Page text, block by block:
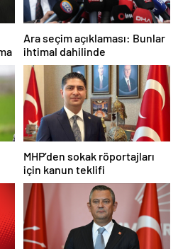
Ara seçim açıklaması: Bunlar
ihtimal dahilinde
MHP’den sokak röportajları
için kanun teklifi